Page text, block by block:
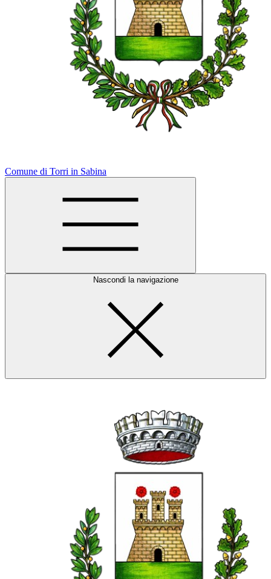
Comune di Torri in Sabina
Nascondi la navigazione